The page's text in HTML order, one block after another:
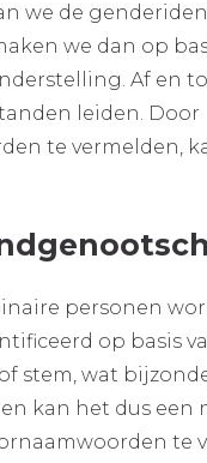
we de
we dan op
Af en
leiden. Door
te vermelden,
personen
op basis
stem, wat
kan het dus een
te